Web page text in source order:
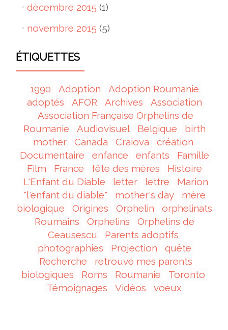
décembre 2015 (1)
novembre 2015 (5)
ÉTIQUETTES
1990 Adoption
Adoption Roumanie
adoptés
AFOR Archives
Association
Association Française Orphelins de
Roumanie
Audiovisuel Belgique
birth
mother
Canada Craiova
création
Documentaire
enfance enfants
Famille
Film
France fête des mères
Histoire
L'Enfant du Diable
letter lettre
Marion
"l'enfant du diable"
mother's day
mère
biologique
Origines Orphelin
orphelinats
Roumains
Orphelins
Orphelins de
Ceausescu
Parents adoptifs
photographies
Projection
quête
Recherche
retrouvé mes parents
biologiques
Roms Roumanie
Toronto
Témoignages
Vidéos voeux